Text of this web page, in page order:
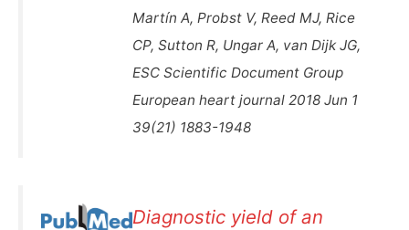
Martín A, Probst V, Reed MJ, Rice
CP, Sutton R, Ungar A, van Dijk JG,
ESC Scientific Document Group
European heart journal 2018 Jun 1
39(21) 1883-1948
Diagnostic yield of an